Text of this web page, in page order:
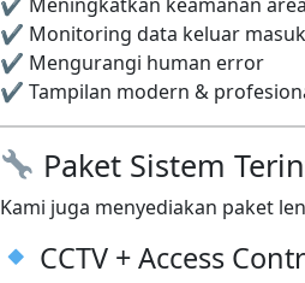
✔ Monitoring data keluar masuk
✔ Mengurangi human error
✔ Tampilan modern &
Paket Sistem
Kami juga menyediakan paket
CCTV + Access